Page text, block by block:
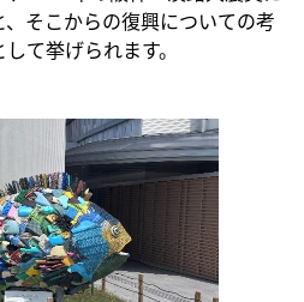
そこからの復興についての考
て挙げられます。